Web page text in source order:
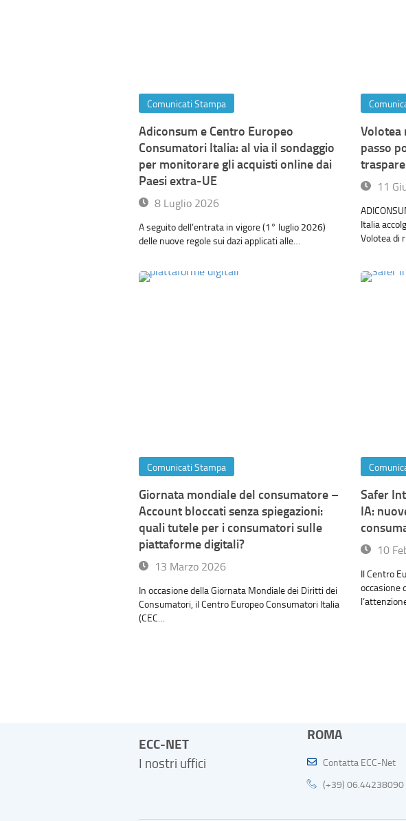
Comunicati Stampa
Adiconsum e Centro Europeo
Consumatori Italia: al via il sondaggio
per monitorare gli acquisti online dai
Paesi extra-UE
8 Luglio 2026
A seguito dell’entrata in vigore (1° luglio 2026)
delle nuove regole sui dazi applicati alle…
Volotea
passo
11
Italia
Volotea di
Comunicati Stampa
Giornata mondiale del consumatore –
Account bloccati senza spiegazioni:
quali tutele per i consumatori sulle
piattaforme digitali?
13 Marzo 2026
In occasione della Giornata Mondiale dei Diritti dei
Consumatori, il Centro Europeo Consumatori Italia
(CEC…
Safer
IA:
10
Il Centro
occasione
ECC-NET
I nostri uffici
ROMA
Contatta ECC-Net
(+39) 06.44238090